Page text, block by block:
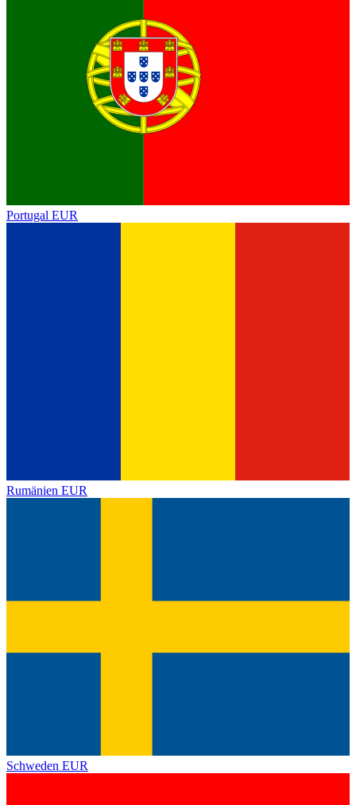
Portugal EUR
Rumänien EUR
Schweden EUR